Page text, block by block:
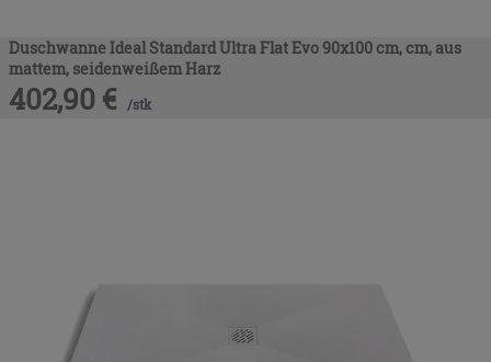
Duschwanne Ideal Standard Ultra Flat Evo 90x100 cm, cm, aus
mattem, seidenweißem Harz
402,90 € /stk